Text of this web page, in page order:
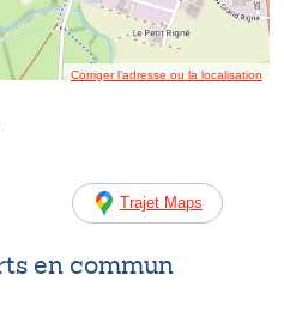
Corriger l’adresse ou la localisation
Trajet Maps
en commun